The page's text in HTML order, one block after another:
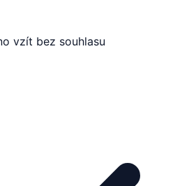
vzít bez souhlasu